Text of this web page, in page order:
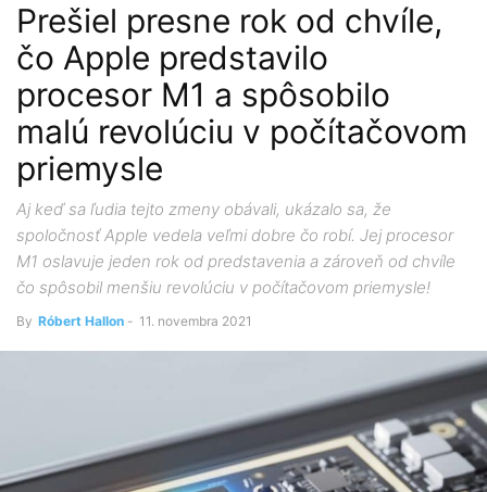
Prešiel presne rok od chvíle,
čo Apple predstavilo
procesor M1 a spôsobilo
malú revolúciu v počítačovom
priemysle
Aj keď sa ľudia tejto zmeny obávali, ukázalo sa, že
spoločnosť Apple vedela veľmi dobre čo robí. Jej procesor
M1 oslavuje jeden rok od predstavenia a zároveň od chvíle
čo spôsobil menšiu revolúciu v počítačovom priemysle!
By Róbert Hallon - 11. novembra 2021